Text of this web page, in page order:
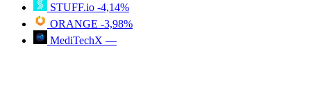
STUFF.io -4,14%
ORANGE -3,98%
MediTechX —